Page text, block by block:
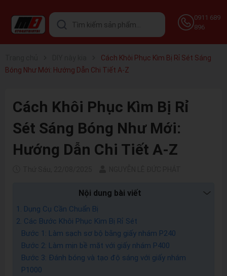
0911 689
896
Cách Khôi Phục Kìm Bị Rỉ Sét Sáng
Bóng Như Mới: Hướng Dẫn Chi Tiết A-Z
Cách Khôi Phục Kìm Bị Rỉ
Sét Sáng Bóng Như Mới:
Hướng Dẫn Chi Tiết A-Z
Nội dung bài viết
1. Dụng Cụ Cần Chuẩn Bị
2. Các Bước Khôi Phục Kìm Bị Rỉ Sét
Bước 1: Làm sạch sơ bộ bằng giấy nhám P240
Bước 2: Làm mịn bề mặt với giấy nhám P400
Bước 3: Đánh bóng và tạo độ sáng với giấy nhám
P1000